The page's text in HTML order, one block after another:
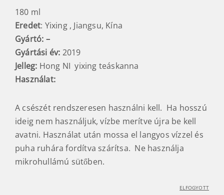
180 ml
Eredet: Yixing , Jiangsu, Kína
Gyártó: –
Gyártási év: 2019
Jelleg: Hong NI yixing teáskanna
Használat:
A csészét rendszeresen használni kell. Ha hosszú
ideig nem használjuk, vízbe merítve újra be kell
avatni. Használat után mossa el langyos vízzel és
puha ruhára fordítva szárítsa. Ne használja
mikrohullámú sütőben.
ELFOGYOTT